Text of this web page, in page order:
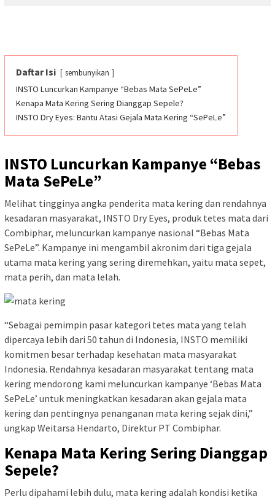
Daftar Isi sembunyikan
INSTO Luncurkan Kampanye “Bebas Mata SePeLe”
Kenapa Mata Kering Sering Dianggap Sepele?
INSTO Dry Eyes: Bantu Atasi Gejala Mata Kering “SePeLe”
INSTO Luncurkan Kampanye “Bebas
Mata SePeLe”
Melihat tingginya angka penderita mata kering dan rendahnya
kesadaran masyarakat, INSTO Dry Eyes, produk tetes mata dari
Combiphar, meluncurkan kampanye nasional “Bebas Mata
SePeLe”. Kampanye ini mengambil akronim dari tiga gejala
utama mata kering yang sering diremehkan, yaitu mata sepet,
mata perih, dan mata lelah.
“Sebagai pemimpin pasar kategori tetes mata yang telah
dipercaya lebih dari 50 tahun di Indonesia, INSTO memiliki
komitmen besar terhadap kesehatan mata masyarakat
Indonesia. Rendahnya kesadaran masyarakat tentang mata
kering mendorong kami meluncurkan kampanye ‘Bebas Mata
SePeLe’ untuk meningkatkan kesadaran akan gejala mata
kering dan pentingnya penanganan mata kering sejak dini,”
ungkap Weitarsa Hendarto, Direktur PT Combiphar.
Kenapa Mata Kering Sering Dianggap
Sepele?
Perlu dipahami lebih dulu, mata kering adalah kondisi ketika